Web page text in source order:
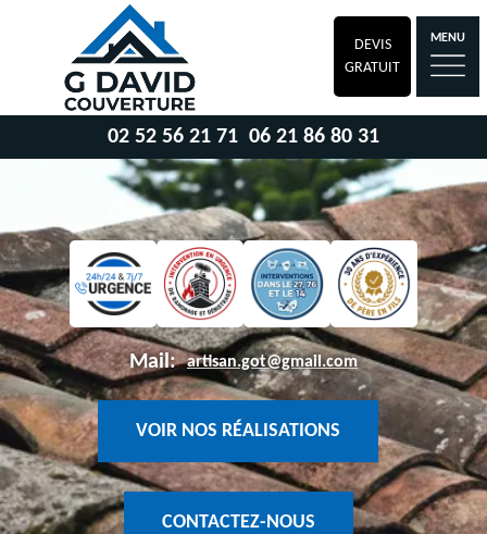
DEVIS
GRATUIT
MENU
02 52 56 21 71 06 21 86 80 31
Mail: artisan.got@gmail.com
VOIR NOS RÉALISATIONS
CONTACTEZ-NOUS